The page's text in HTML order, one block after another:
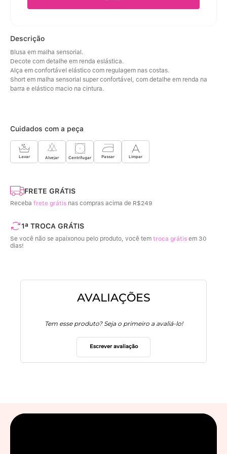
Descrição
Blusa em malha sensorial.
Decote com detalhe em renda eslástica.
Alça em confortável elástico com regulagem nas costas.
Short em malha sensorial super confortável, com detalhe em renda na
barra e elástico macio na cintura.
Cuidados com a peça
Lavar Alvejar Centrifugar Passar Limpar
FRETE GRÁTIS
Receba frete grátis nas compras acima de R$249
1ª TROCA GRÁTIS
Se você não se apaixonou pelo produto, você tem troca grátis em 30
dias!
AVALIAÇÕES
Tem esse produto? Seja o primeiro a avaliá-lo!
Escrever avaliação